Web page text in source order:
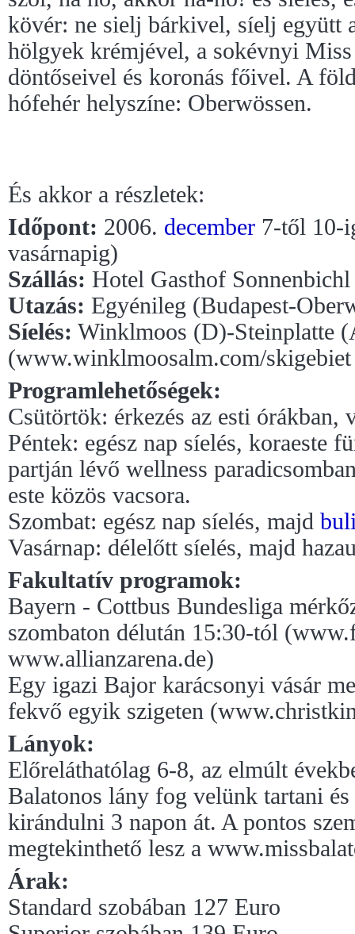
kövér: ne sielj bárkivel, síelj együtt
hölgyek krémjével, a sokévnyi
döntőseivel és koronás főivel. A
hófehér helyszíne: Oberwössen.
És akkor a részletek:
Időpont: 2006. december 7-től 10-
vasárnapig)
Szállás: Hotel Gasthof
Utazás: Egyénileg (Budapest-
Síelés: Winklmoos (D)-Steinplatte
(www.winklmoosalm.com/
Programlehetőségek:
Csütörtök: érkezés az esti órákban,
Péntek: egész nap síelés, koraeste
partján lévő wellness
este közös vacsora.
Szombat: egész nap síelés, majd
Vasárnap: délelőtt síelés, majd
Fakultatív programok:
Bayern - Cottbus Bundesliga
szombaton délután 15:30-tól
www.allianzarena.de)
Egy igazi Bajor karácsonyi vásár
fekvő egyik szigeten
Lányok:
Előreláthatólag 6-8, az elmúlt
Balatonos lány fog velünk tartani
kirándulni 3 napon át. A pontos
megtekinthető lesz a
Árak:
Standard szobában 127 Euro